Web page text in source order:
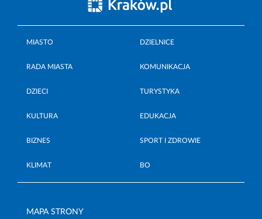
MIASTO DZIELNICE
RADA MIASTA KOMUNIKACJA
DZIECI TURYSTYKA
KULTURA EDUKACJA
BIZNES SPORT I ZDROWIE
KLIMAT BO
MAPA STRONY